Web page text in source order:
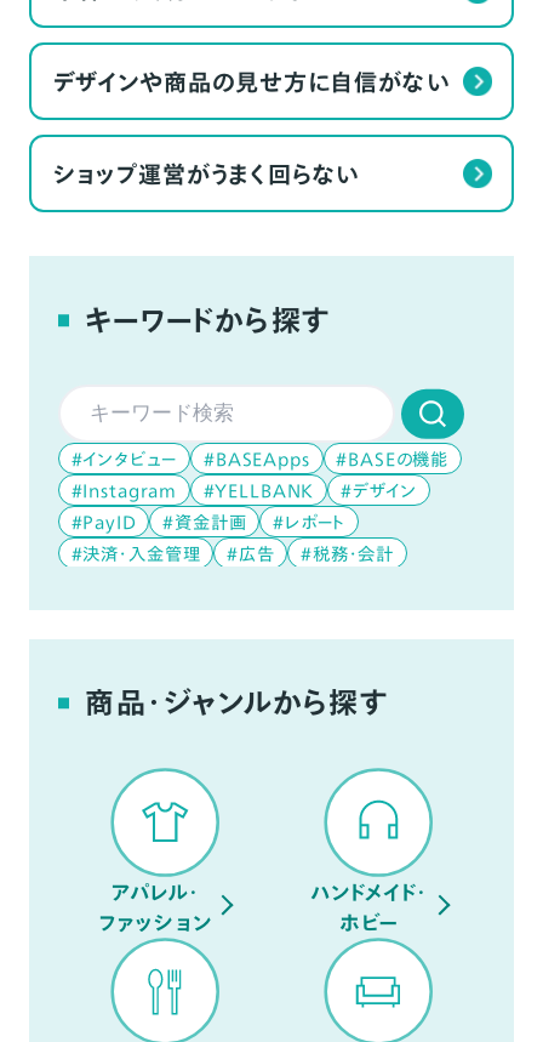
デザインや商品の見せ方に自信がない
ショップ運営がうまく回らない
キーワードから探す
#インタビュー #BASEApps
#BASEの機能
#Instagram
#YELLBANK
#デザイン
#PayID
#資金計画
#レポート
#決済・入金管理
#広告
#税務・会計
商品・ジャンルから探す
アパレル・
ファッション
ハンドメイド・
ホビー